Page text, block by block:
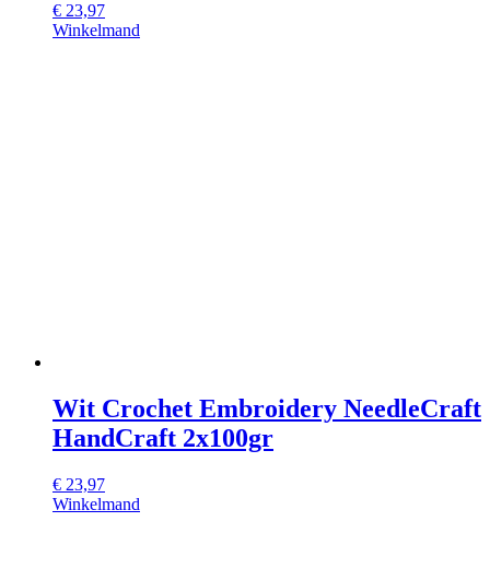
€ 23,97
Winkelmand
Wit Crochet Embroidery NeedleCraft
HandCraft 2x100gr
€ 23,97
Winkelmand